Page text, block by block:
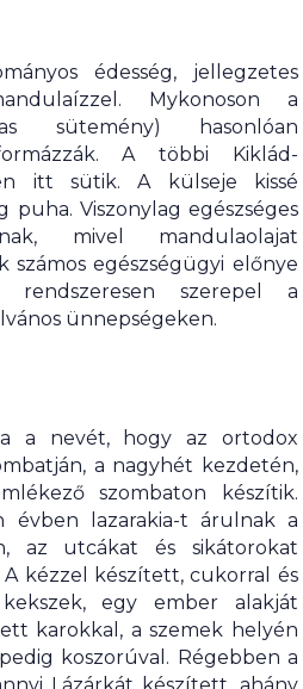
édesség, jellegzetes
Mykonoson a
sütemény) hasonlóan
A többi Kiklád-
itt sütik. A külseje kissé
puha. Viszonylag egészséges
mivel mandulaolajat
számos egészségügyi előnye
rendszeresen szerepel a
ünnepségeken.
a nevét, hogy az ortodox
a nagyhét kezdetén,
szombaton készítik.
évben lazarakia-t árulnak a
az utcákat és sikátorokat
kézzel készített, cukorral és
egy ember alakját
karokkal, a szemek helyén
koszorúval. Régebben a
Lázárkát készített, ahány